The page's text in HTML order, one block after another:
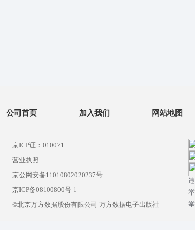
公司首页 加入我们 网站地图
京ICP证：010071
营业执照
京公网安备11010802020237号
京ICP备08100800号-1
©北京万方数据股份有限公司 万方数据电子出版社